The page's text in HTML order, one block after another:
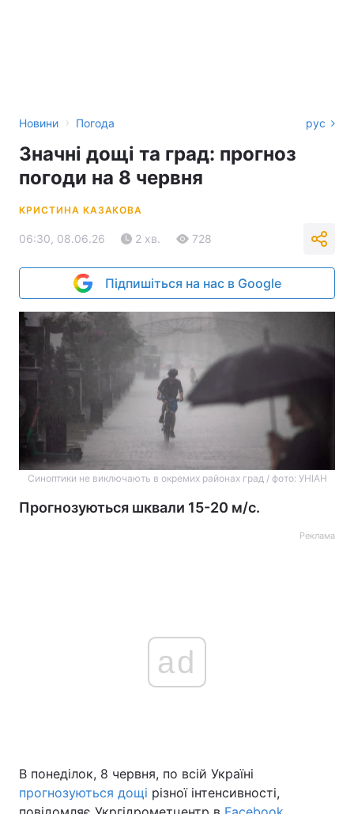
Новини › Погода рус
Значні дощі та град: прогноз
погоди на 8 червня
КРИСТИНА КАЗАКОВА
06:30, 08.06.26 2 хв. 728
Підпишіться на нас в Google
Синоптики не виключають в окремих районах град / фото: УНІАН
Прогнозуються шквали 15-20 м/с.
Реклама
ad
В понеділок, 8 червня, по всій Україні
прогнозуються дощі різної інтенсивності,